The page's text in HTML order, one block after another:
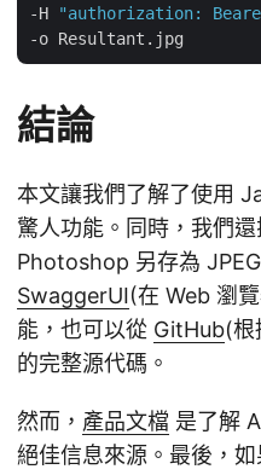
-H
"authorization: Bearer
結論
本文讓我們了解了使用
驚人功能。同時，我們
Photoshop 另存為
SwaggerUI(在 Web 瀏
能，也可以從 GitHub(根
的完整源代碼。
然而， 產品文檔 是了解
絕佳信息來源。最後，